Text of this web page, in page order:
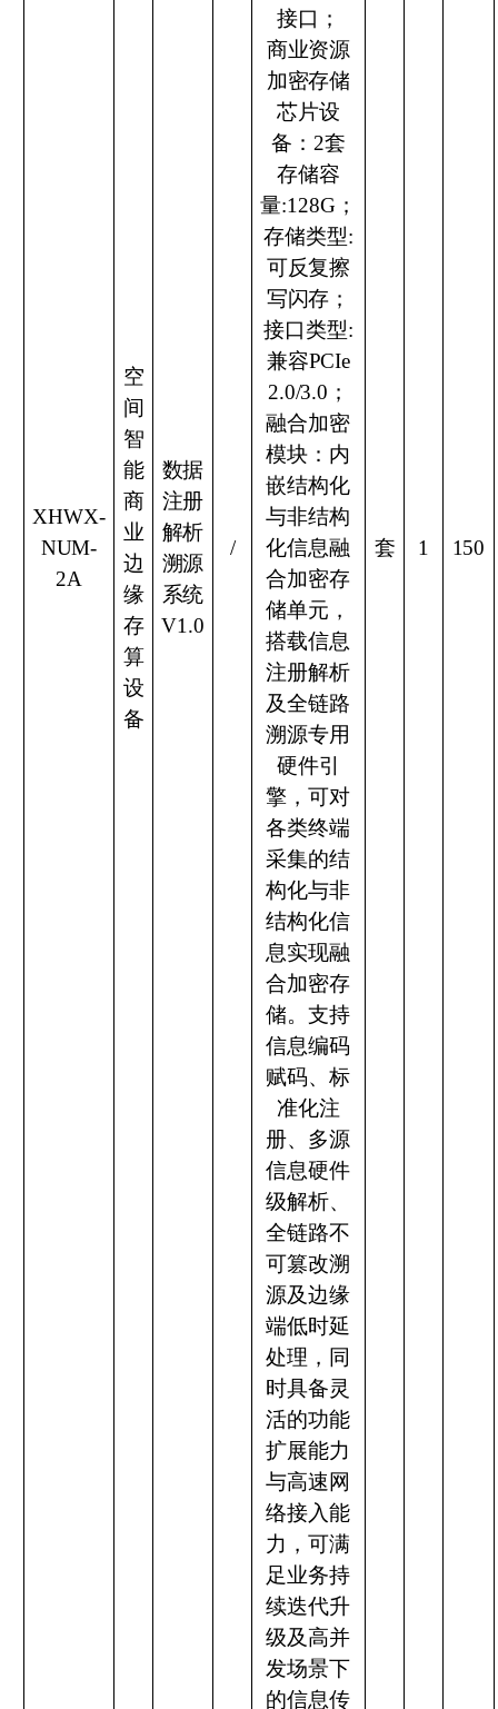
XHWX-
NUM-
2A
空
间
智
能
商
业
边
缘
存
算
设
备
数据
注册
解析
溯源
系统
V1.0
/
接口；
商业资源
加密存储
芯片设
备： 2套
存储容
量:128G；
存储类型:
可反复擦
写闪存；
接口类型:
兼容PCIe
2.0/3.0；
融合加密
模块：内
嵌结构化
与非结构
化信息融
合加密存
储单元，
搭载信息
注册解析
及全链路
溯源专用
硬件引
擎，可对
各类终端
采集的结
构化与非
结构化信
息实现融
合加密存
储。支持
信息编码
赋码、标
准化注
册、多源
信息硬件
级解析、
全链路不
可篡改溯
源及边缘
端低时延
处理，同
时具备灵
活的功能
扩展能力
与高速网
络接入能
力，可满
足业务持
续迭代升
级及高并
发场景下
的信息传
套 1 150